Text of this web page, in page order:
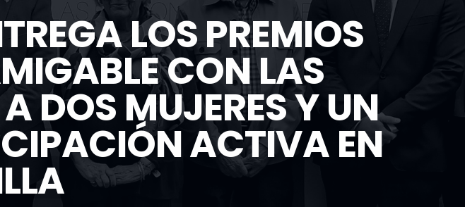
LOS PREMIOS
CON LAS
DOS MUJERES Y UN
ACTIVA EN